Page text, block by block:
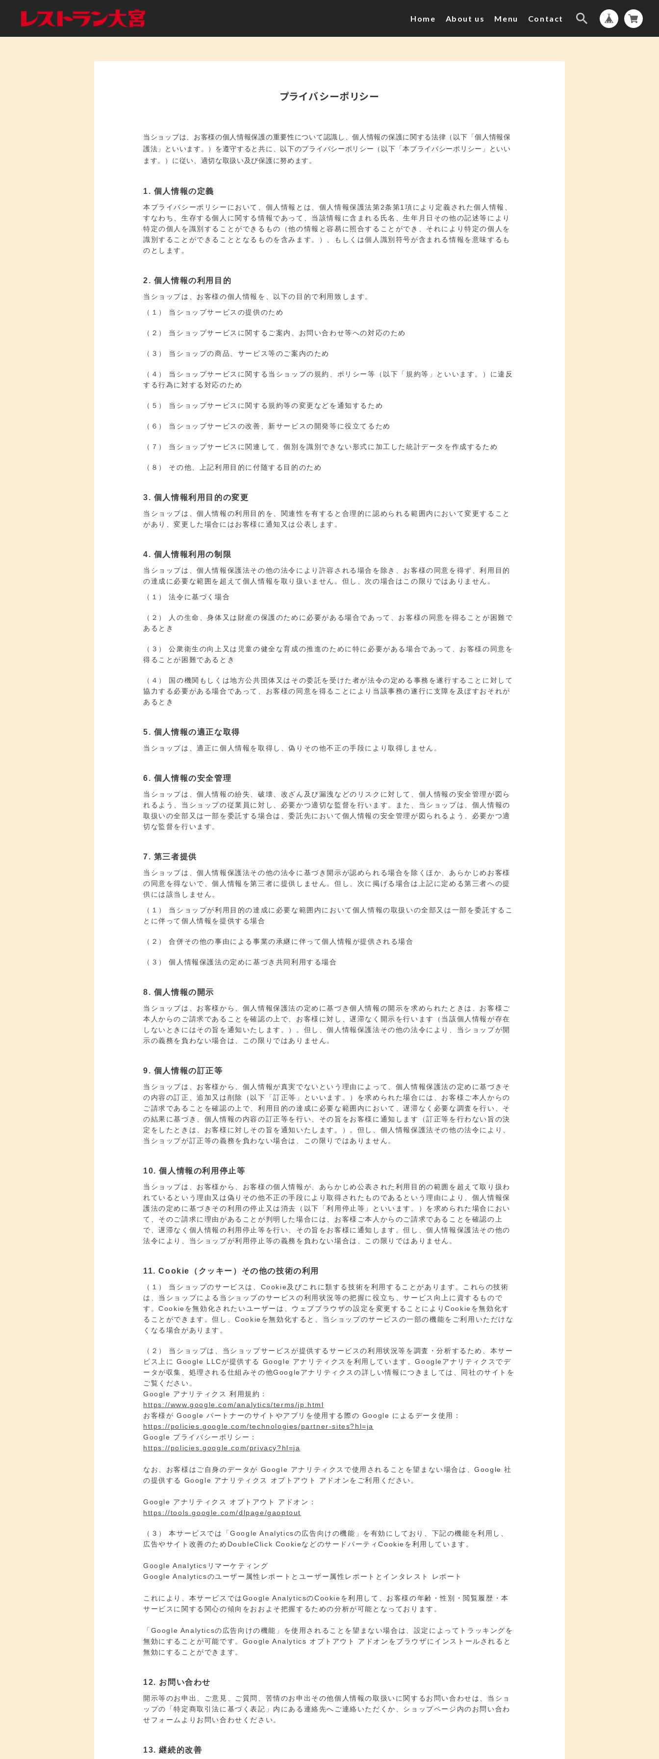
Home About us Menu Contact
プライバシーポリシー
当ショップは、お客様の個人情報保護の重要性について認識し、個人情報の保護に関する法律（以下「個人情報保
護法」といいます。）を遵守すると共に、以下のプライバシーポリシー（以下「本プライバシーポリシー」といい
ます。）に従い、適切な取扱い及び保護に努めます。
1. 個人情報の定義
本プライバシーポリシーにおいて、個人情報とは、個人情報保護法第2条第1項により定義された個人情報、
すなわち、生存する個人に関する情報であって、当該情報に含まれる氏名、生年月日その他の記述等により
特定の個人を識別することができるもの（他の情報と容易に照合することができ、それにより特定の個人を
識別することができることとなるものを含みます。）、もしくは個人識別符号が含まれる情報を意味するも
のとします。
2. 個人情報の利用目的
当ショップは、お客様の個人情報を、以下の目的で利用致します。
（１） 当ショップサービスの提供のため
（２） 当ショップサービスに関するご案内、お問い合わせ等への対応のため
（３） 当ショップの商品、サービス等のご案内のため
（４） 当ショップサービスに関する当ショップの規約、ポリシー等（以下「規約等」といいます。）に違反
する行為に対する対応のため
（５） 当ショップサービスに関する規約等の変更などを通知するため
（６） 当ショップサービスの改善、新サービスの開発等に役立てるため
（７） 当ショップサービスに関連して、個別を識別できない形式に加工した統計データを作成するため
（８） その他、上記利用目的に付随する目的のため
3. 個人情報利用目的の変更
当ショップは、個人情報の利用目的を、関連性を有すると合理的に認められる範囲内において変更すること
があり、変更した場合にはお客様に通知又は公表します。
4. 個人情報利用の制限
当ショップは、個人情報保護法その他の法令により許容される場合を除き、お客様の同意を得ず、利用目的
の達成に必要な範囲を超えて個人情報を取り扱いません。但し、次の場合はこの限りではありません。
（１） 法令に基づく場合
（２） 人の生命、身体又は財産の保護のために必要がある場合であって、お客様の同意を得ることが困難で
あるとき
（３） 公衆衛生の向上又は児童の健全な育成の推進のために特に必要がある場合であって、お客様の同意を
得ることが困難であるとき
（４） 国の機関もしくは地方公共団体又はその委託を受けた者が法令の定める事務を遂行することに対して
協力する必要がある場合であって、お客様の同意を得ることにより当該事務の遂行に支障を及ぼすおそれが
あるとき
5. 個人情報の適正な取得
当ショップは、適正に個人情報を取得し、偽りその他不正の手段により取得しません。
6. 個人情報の安全管理
当ショップは、個人情報の紛失、破壊、改ざん及び漏洩などのリスクに対して、個人情報の安全管理が図ら
れるよう、当ショップの従業員に対し、必要かつ適切な監督を行います。また、当ショップは、個人情報の
取扱いの全部又は一部を委託する場合は、委託先において個人情報の安全管理が図られるよう、必要かつ適
切な監督を行います。
7. 第三者提供
当ショップは、個人情報保護法その他の法令に基づき開示が認められる場合を除くほか、あらかじめお客様
の同意を得ないで、個人情報を第三者に提供しません。但し、次に掲げる場合は上記に定める第三者への提
供には該当しません。
（１） 当ショップが利用目的の達成に必要な範囲内において個人情報の取扱いの全部又は一部を委託するこ
とに伴って個人情報を提供する場合
（２） 合併その他の事由による事業の承継に伴って個人情報が提供される場合
（３） 個人情報保護法の定めに基づき共同利用する場合
8. 個人情報の開示
当ショップは、お客様から、個人情報保護法の定めに基づき個人情報の開示を求められたときは、お客様ご
本人からのご請求であることを確認の上で、お客様に対し、遅滞なく開示を行います（当該個人情報が存在
しないときにはその旨を通知いたします。）。但し、個人情報保護法その他の法令により、当ショップが開
示の義務を負わない場合は、この限りではありません。
9. 個人情報の訂正等
当ショップは、お客様から、個人情報が真実でないという理由によって、個人情報保護法の定めに基づきそ
の内容の訂正、追加又は削除（以下「訂正等」といいます。）を求められた場合には、お客様ご本人からの
ご請求であることを確認の上で、利用目的の達成に必要な範囲内において、遅滞なく必要な調査を行い、そ
の結果に基づき、個人情報の内容の訂正等を行い、その旨をお客様に通知します（訂正等を行わない旨の決
定をしたときは、お客様に対しその旨を通知いたします。）。但し、個人情報保護法その他の法令により、
当ショップが訂正等の義務を負わない場合は、この限りではありません。
10. 個人情報の利用停止等
当ショップは、お客様から、お客様の個人情報が、あらかじめ公表された利用目的の範囲を超えて取り扱わ
れているという理由又は偽りその他不正の手段により取得されたものであるという理由により、個人情報保
護法の定めに基づきその利用の停止又は消去（以下「利用停止等」といいます。）を求められた場合におい
て、そのご請求に理由があることが判明した場合には、お客様ご本人からのご請求であることを確認の上
で、遅滞なく個人情報の利用停止等を行い、その旨をお客様に通知します。但し、個人情報保護法その他の
法令により、当ショップが利用停止等の義務を負わない場合は、この限りではありません。
11. Cookie（クッキー）その他の技術の利用
（１） 当ショップのサービスは、Cookie及びこれに類する技術を利用することがあります。これらの技術
は、当ショップによる当ショップのサービスの利用状況等の把握に役立ち、サービス向上に資するもので
す。Cookieを無効化されたいユーザーは、ウェブブラウザの設定を変更することによりCookieを無効化す
ることができます。但し、Cookieを無効化すると、当ショップのサービスの一部の機能をご利用いただけな
くなる場合があります。
（２） 当ショップは、当ショップサービスが提供するサービスの利用状況等を調査・分析するため、本サー
ビス上に Google LLCが提供する Google アナリティクスを利用しています。Googleアナリティクスでデ
ータが収集、処理される仕組みその他Googleアナリティクスの詳しい情報につきましては、同社のサイトを
ご覧ください。
Google アナリティクス 利用規約：
https://www.google.com/analytics/terms/jp.html
お客様が Google パートナーのサイトやアプリを使用する際の Google によるデータ使用：
https://policies.google.com/technologies/partner-sites?hl=ja
Google プライバシーポリシー：
https://policies.google.com/privacy?hl=ja
なお、お客様はご自身のデータが Google アナリティクスで使用されることを望まない場合は、Google 社
の提供する Google アナリティクス オプトアウト アドオンをご利用ください。
Google アナリティクス オプトアウト アドオン：
https://tools.google.com/dlpage/gaoptout
（３） 本サービスでは「Google Analyticsの広告向けの機能」を有効にしており、下記の機能を利用し、
広告やサイト改善のためDoubleClick CookieなどのサードパーティCookieを利用しています。
Google Analyticsリマーケティング
Google Analyticsのユーザー属性レポートとユーザー属性レポートとインタレスト レポート
これにより、本サービスではGoogle AnalyticsのCookieを利用して、お客様の年齢・性別・閲覧履歴・本
サービスに関する関心の傾向をおおよそ把握するための分析が可能となっております。
「Google Analyticsの広告向けの機能」を使用されることを望まない場合は、設定によってトラッキングを
無効にすることが可能です。Google Analytics オプトアウト アドオンをブラウザにインストールされると
無効にすることができます。
12. お問い合わせ
開示等のお申出、ご意見、ご質問、苦情のお申出その他個人情報の取扱いに関するお問い合わせは、当ショ
ップの「特定商取引法に基づく表記」内にある連絡先へご連絡いただくか、ショップページ内のお問い合わ
せフォームよりお問い合わせください。
13. 継続的改善